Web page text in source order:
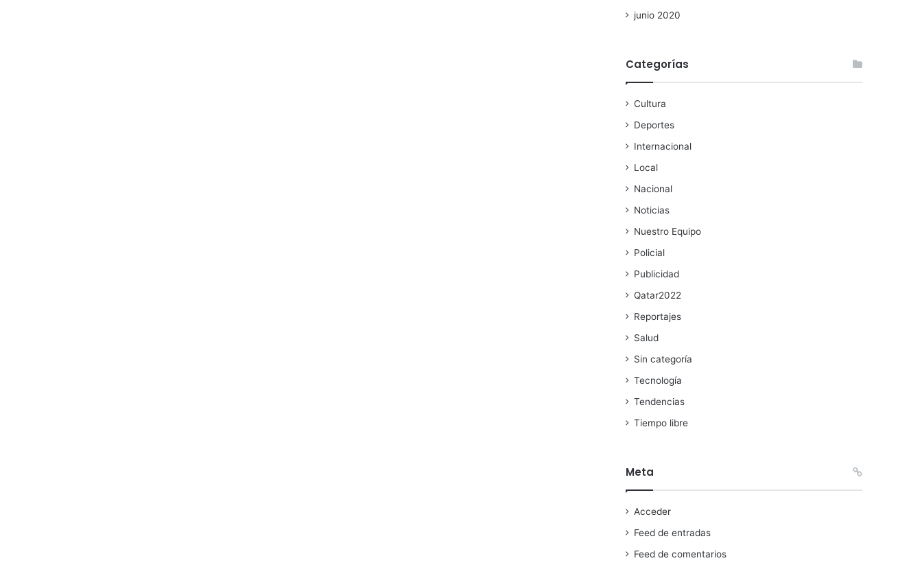
junio 2020
Categorías
Cultura
Deportes
Internacional
Local
Nacional
Noticias
Nuestro Equipo
Policial
Publicidad
Qatar2022
Reportajes
Salud
Sin categoría
Tecnología
Tendencias
Tiempo libre
Meta
Acceder
Feed de entradas
Feed de comentarios